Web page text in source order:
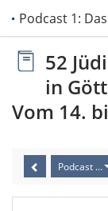
Podcast 1:
52
in
Vom 14.
Podcast 1: